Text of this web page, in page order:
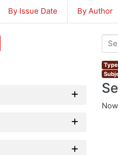
By Issue Date By Author